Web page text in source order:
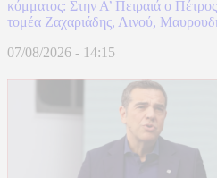
κόμματος: Στην Α’ Πειραιά ο
τομέα Ζαχαριάδης, Λινού,
07/08/2026 - 14:15